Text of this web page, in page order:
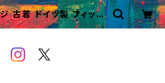
古着 ドイツ製 フィッシ
ャツ プルオーバーシャツ